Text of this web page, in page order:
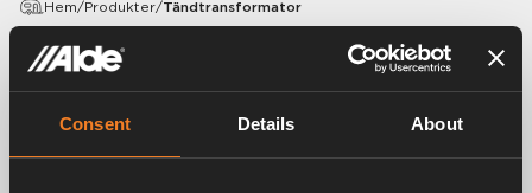
Consent Details About
Hem/Produkter/Tändtransformator
PRODUKTER
Tändtransformator